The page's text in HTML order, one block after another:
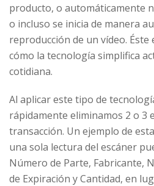
producto, o automáticamente
o incluso se inicia de manera
reproducción de un vídeo.
cómo la tecnología simplifica
cotidiana.
Al aplicar este tipo de
rápidamente eliminamos 2 o 3
transacción. Un ejemplo de
una sola lectura del escáner
Número de Parte, Fabricante,
de Expiración y Cantidad, en